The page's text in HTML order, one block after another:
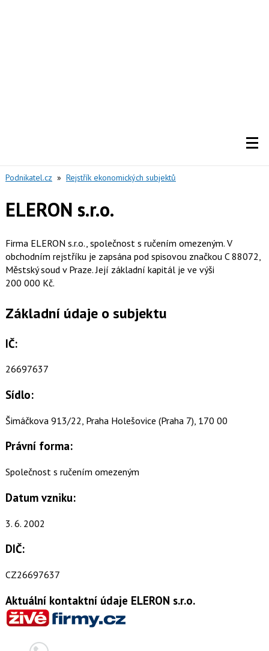
Podnikatel.cz » Rejstřík ekonomických subjektů
ELERON s.r.o.
Firma ELERON s.r.o., společnost s ručením omezeným. V
obchodním rejstříku je zapsána pod spisovou značkou C 88072,
Městský soud v Praze. Její základní kapitál je ve výši
200 000 Kč.
Základní údaje o subjektu
IČ:
26697637
Sídlo:
Šimáčkova 913/22, Praha Holešovice (Praha 7), 170 00
Právní forma:
Společnost s ručením omezeným
Datum vzniku:
3. 6. 2002
DIČ:
CZ26697637
Aktuální kontaktní údaje ELERON s.r.o.